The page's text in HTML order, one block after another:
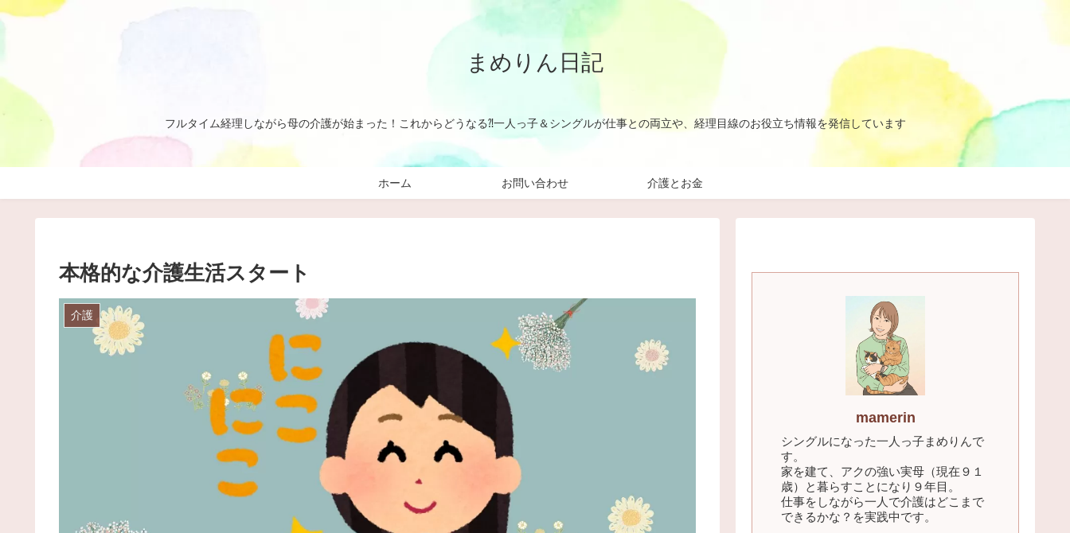
まめりん日記
フルタイム経理しながら母の介護が始まった！これからどうなる⁈一人っ子＆シングルが仕事との両立や、経理目線のお役立ち情報を発信しています
ホーム お問い合わせ 介護とお金
本格的な介護生活スタート
介護
mamerin
シングルになった一人っ子まめりんで
す。
家を建て、アクの強い実母（現在９１
歳）と暮らすことになり９年目。
仕事をしながら一人で介護はどこまで
できるかな？を実践中です。